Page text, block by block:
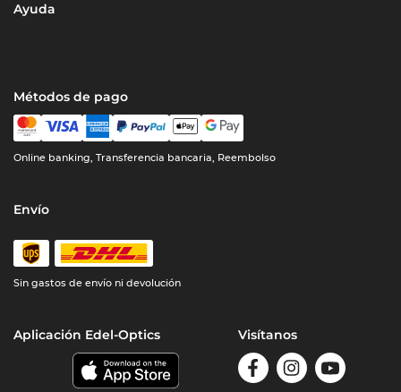
Ayuda
Métodos de pago
Online banking, Transferencia bancaria, Reembolso
Envío
Sin gastos de envío ni devolución
Aplicación Edel-Optics Visítanos